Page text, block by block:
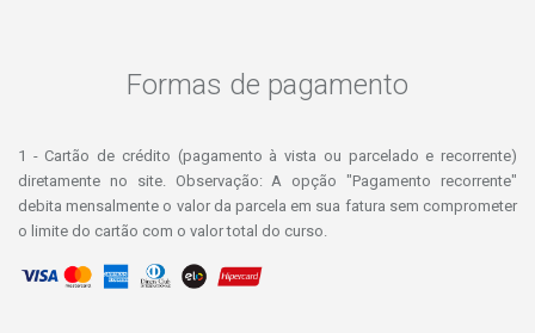
Formas de pagamento
1 - Cartão de crédito (pagamento à vista ou parcelado e recorrente)
diretamente no site. Observação: A opção "Pagamento recorrente"
debita mensalmente o valor da parcela em sua fatura sem comprometer
o limite do cartão com o valor total do curso.